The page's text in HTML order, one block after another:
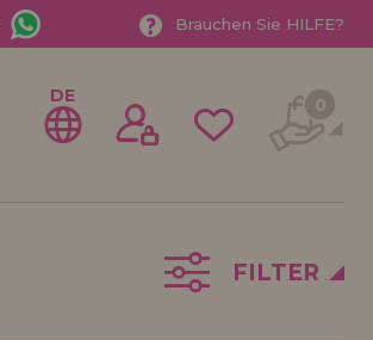
Brauchen Sie HILFE?
DE 0
FILTER